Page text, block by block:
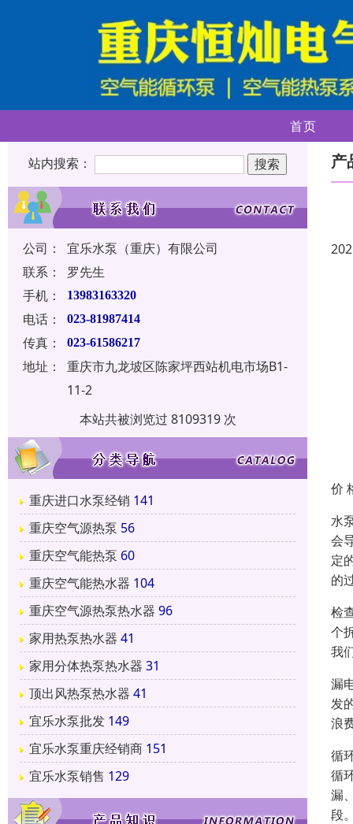
首页
站内搜索：
公司：
宜乐水泵（重庆）有限公司
联系：
罗先生
手机：
13983163320
电话： 023-81987414
传真： 023-61586217
地址：
重庆市九龙坡区陈家坪西站机电市场B1-
11-2
本站共被浏览过 8109319 次
重庆进口水泵经销 141
重庆空气源热泵 56
重庆空气能热泵 60
重庆空气能热水器 104
重庆空气源热泵热水器 96
家用热泵热水器 41
家用分体热泵热水器 31
顶出风热泵热水器 41
宜乐水泵批发 149
宜乐水泵重庆经销商 151
宜乐水泵销售 129
产
价
水
会
定
的
检
个
我
漏
发
浪
循
循
漏
段